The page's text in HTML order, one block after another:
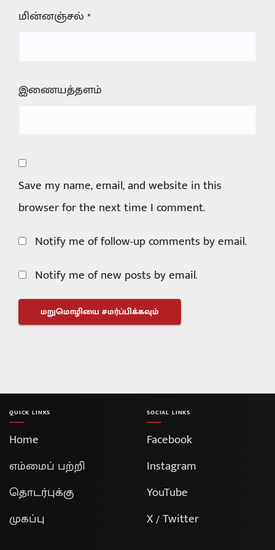
மின்னஞ்சல்*
இணையத்தளம்
Save my name, email, and website in this
browser for the next time I comment.
Notify me of follow-up comments by email.
Notify me of new posts by email.
QUICK LINKS
Home
எம்மைப் பற்றி
தொடர்புக்கு
முகப்பு
SOCIAL LINKS
Facebook
Instagram
YouTube
X / Twitter